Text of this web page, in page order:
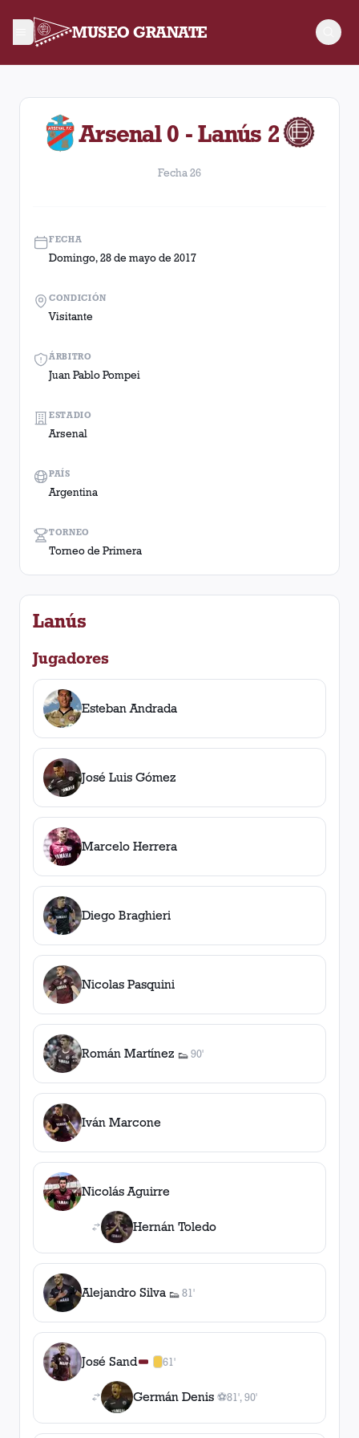
MUSEO GRANATE
Fecha 26. Partido entre Lanús y Arsenal disputado el
Arsenal 0 - Lanús 2
Fecha 26
FECHA
Domingo, 28 de mayo de 2017
ÁRBITRO
Juan Pablo Pompei
TORNEO
Torneo de Primera
CONDICIÓN
Visitante
ESTADIO
Arsenal
PAÍS
Argentina
Lanús
Jugadores
Esteban Andrada
José Luis Gómez
Marcelo Herrera
Diego Braghieri
Nicolas Pasquini
Román Martínez 👟
1asistencia
90'
Iván Marcone
Nicolás Aguirre
Hernán Toledo
Alejandro Silva 👟
1asistencia
81'
José Sand 61'
1amarilla
Germán Denis ⚽
2gol es, 81', 90'
81', 90'